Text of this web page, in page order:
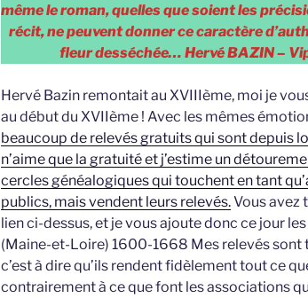
même le roman, quelles que soient les
récit, ne peuvent donner ce caractère
fleur desséchée… Hervé BAZIN –
Hervé Bazin remontait au XVIIIème, moi je
au début du XVIIème ! Avec les mêmes
beaucoup de relevés gratuits qui sont depuis
n’aime que la gratuité et j’estime un
cercles généalogiques qui touchent en tant
publics, mais vendent leurs relevés.Vous avez
lien ci-dessus, et je vous ajoute donc ce jour
(Maine-et-Loire) 1600-1668 Mes relevés sont
c’est à dire qu’ils rendent fidèlement tout ce
contrairement à ce que font les associations